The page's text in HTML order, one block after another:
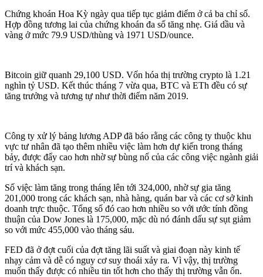
Chứng khoán Hoa Kỳ ngày qua tiếp tục giảm điểm ở cả ba chỉ số.
Hợp đồng tương lai của chứng khoán đa số tăng nhẹ. Giá dầu và
vàng ở mức 79.9 USD/thùng và 1971 USD/ounce.
Bitcoin giữ quanh 29,100 USD. Vốn hóa thị trường crypto là 1.21
nghìn tỷ USD. Kết thúc tháng 7 vừa qua, BTC và ETh đều có sự
tăng trưởng và tương tự như thời điểm năm 2019.
Công ty xử lý bảng lương ADP đã báo rằng các công ty thuộc khu
vực tư nhân đã tạo thêm nhiều việc làm hơn dự kiến trong tháng
bảy, được đẩy cao hơn nhờ sự bùng nổ của các công việc ngành giải
trí và khách sạn.
Số việc làm tăng trong tháng lên tới 324,000, nhờ sự gia tăng
201,000 trong các khách sạn, nhà hàng, quán bar và các cơ sở kinh
doanh trực thuộc. Tổng số đó cao hơn nhiều so với ước tính đồng
thuận của Dow Jones là 175,000, mặc dù nó đánh dấu sự sụt giảm
so với mức 455,000 vào tháng sáu.
FED đã ở đợt cuối của đợt tăng lãi suất và giai đoạn này kinh tế
nhạy cảm và dễ có nguy cơ suy thoái xảy ra. Vì vậy, thị trường
muốn thấy được có nhiều tin tốt hơn cho thấy thị trường vẫn ổn.